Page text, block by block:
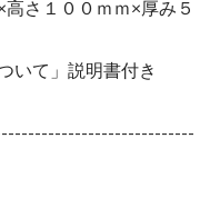
さ１００ｍｍ×厚み５
いて」説明書付き